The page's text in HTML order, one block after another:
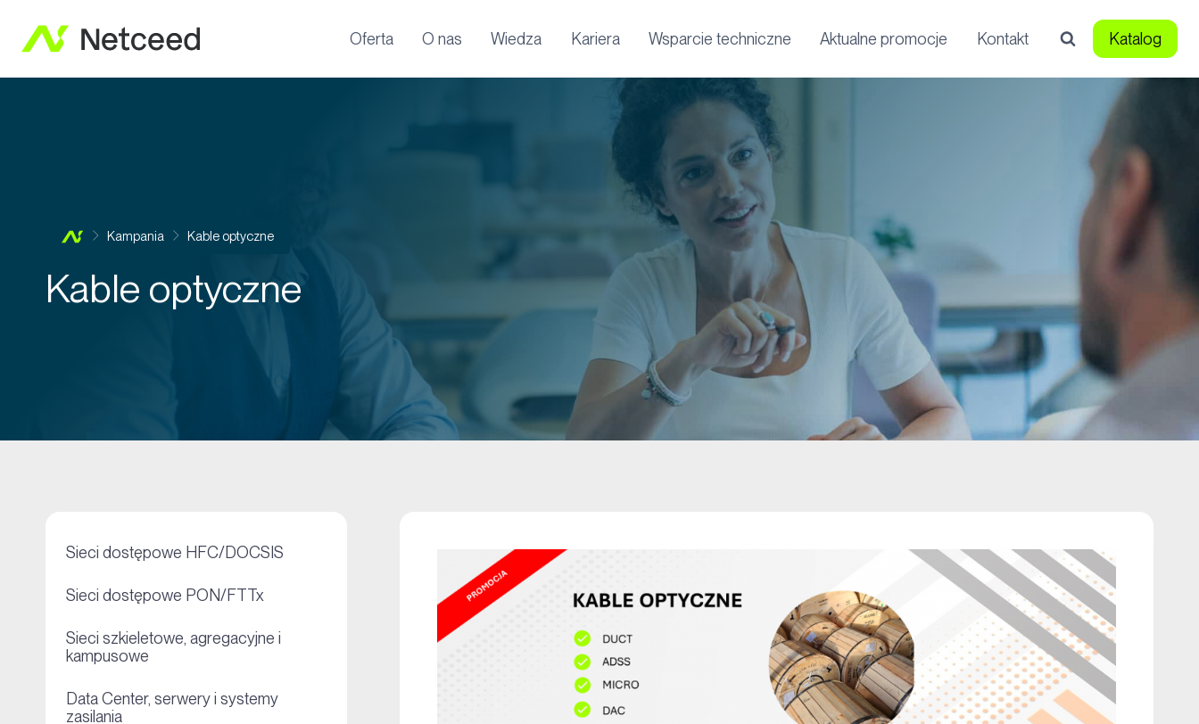
Oferta O nas Wiedza Kariera Wsparcie techniczne Aktualne promocje Kontakt Katalog
Kampania Kable optyczne
Kable optyczne
Sieci dostępowe HFC/DOCSIS
Sieci dostępowe PON/FTTx
Sieci szkieletowe, agregacyjne i
kampusowe
Data Center, serwery i systemy
zasilania